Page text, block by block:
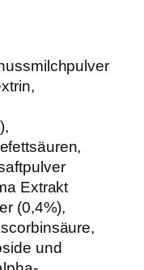
Extrakt
(0,4%),
und